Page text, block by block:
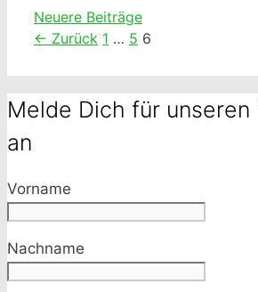
Neuere Beiträge
← Zurück Seite
1 … Seite
5 Seite
6
Melde Dich für
an
Vorname
Nachname